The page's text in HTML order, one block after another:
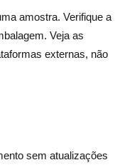
amostra. Verifique a
Veja as
externas, não
sem atualizações